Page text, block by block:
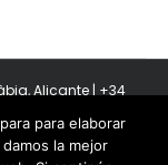
Alicante | +34
Rights Reserved |
Insertcom
para elaborar
la mejor